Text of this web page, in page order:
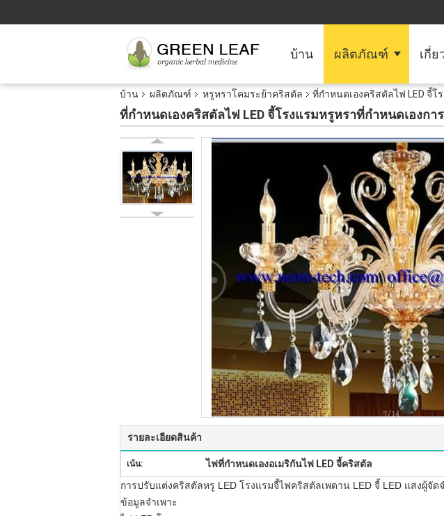
บ้าน ผลิตภัณฑ์ เกี่ย
บ้าน ผลิตภัณฑ์ หรูหราโคมระย้าคริสตัล ที่กำหนดเองคริสตัลไฟ LED จี้โ
ที่กำหนดเองคริสตัลไฟ LED จี้โรงแรมหรูหราที่กำหนดเองกา
รายละเอียดสินค้า
เน้น:
ไฟที่กำหนดเองอเมริกันไฟ LED จี้คริสตัล
การปรับแต่งคริสตัลหรู LED โรงแรมจี้ไฟคริสตัลเพดาน LED จี้ LED แสงผู้
ข้อมูลจำเพาะ